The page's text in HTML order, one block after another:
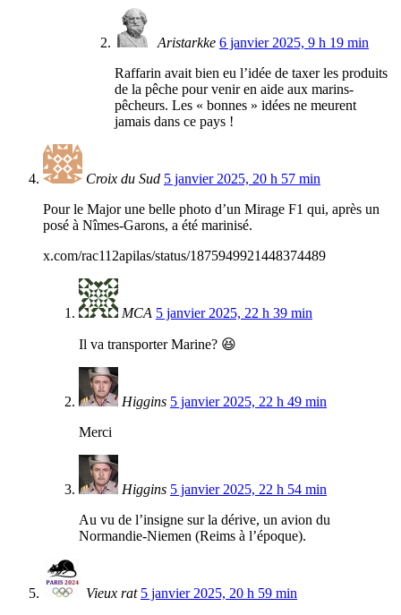
Aristarkke 6 janvier 2025, 9 h 19 min
Raffarin avait bien eu l’idée de taxer les produits
de la pêche pour venir en aide aux marins-
pêcheurs. Les « bonnes » idées ne meurent
jamais dans ce pays !
Croix du Sud 5 janvier 2025, 20 h 57 min
Pour le Major une belle photo d’un Mirage F1 qui, après un
posé à Nîmes-Garons, a été marinisé.
x.com/rac112apilas/status/1875949921448374489
MCA 5 janvier 2025, 22 h 39 min
Il va transporter Marine? 😆
Higgins 5 janvier 2025, 22 h 49 min
Merci
Higgins 5 janvier 2025, 22 h 54 min
Au vu de l’insigne sur la dérive, un avion du
Normandie-Niemen (Reims à l’époque).
Vieux rat 5 janvier 2025, 20 h 59 min